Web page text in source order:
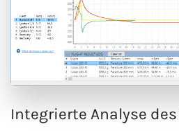
Integrierte Analyse